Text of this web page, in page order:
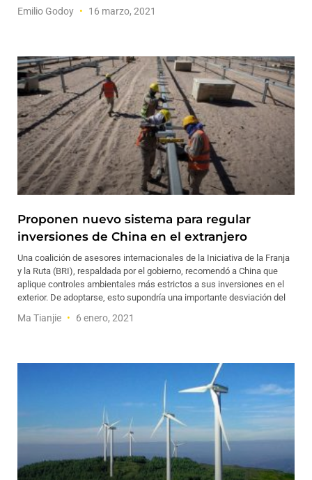
Emilio Godoy 16 marzo, 2021
Proponen nuevo sistema para regular
inversiones de China en el extranjero
Una coalición de asesores internacionales de la Iniciativa de la Franja
y la Ruta (BRI), respaldada por el gobierno, recomendó a China que
aplique controles ambientales más estrictos a sus inversiones en el
exterior. De adoptarse, esto supondría una importante desviación del
Ma Tianjie 6 enero, 2021